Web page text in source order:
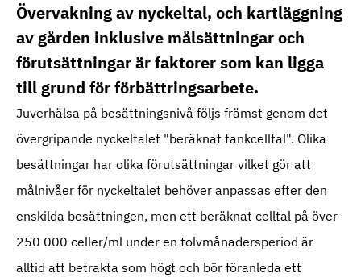
Övervakning av nyckeltal, och kartläggning
av gården inklusive målsättningar och
förutsättningar är faktorer som kan ligga
till grund för förbättringsarbete.
Juverhälsa på besättningsnivå följs främst genom det
övergripande nyckeltalet "beräknat tankcelltal". Olika
besättningar har olika förutsättningar vilket gör att
målnivåer för nyckeltalet behöver anpassas efter den
enskilda besättningen, men ett beräknat celltal på över
250 000 celler/ml under en tolvmånadersperiod är
alltid att betrakta som högt och bör föranleda ett